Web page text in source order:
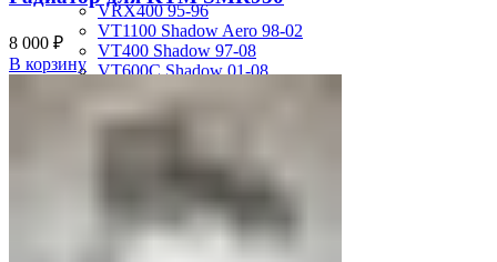
VRX400 95-96
VT1100 Shadow Aero 98-02
VT400 Shadow 97-08
VT600C Shadow 01-08
ER-4N 10-13
ER-6F Ninja650R 06-08
8 000 ₽
В корзину